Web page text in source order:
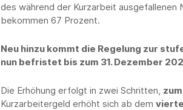
des während der Kurzarbeit
bekommen 67 Prozent.
Neu hinzu kommt die Regelung zur
nun befristet bis zum 31. Dezember
Die Erhöhung erfolgt in zwei Schritten,
Kurzarbeitergeld erhöht sich ab dem